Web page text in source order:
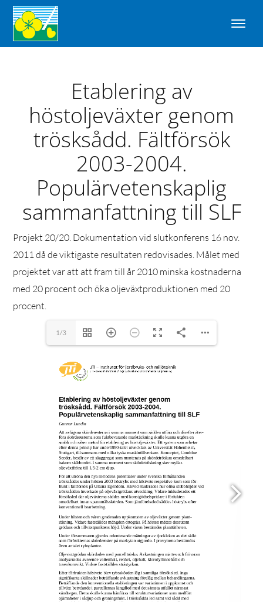
Etablering av
höstoljeväxter genom
trösksådd. Fältförsök
2003-2004.
Populärvetenskaplig
sammanfattning till SLF
Projekt 20/20. Dokumentation vid slutkonferens 16 nov.
2011 då de viktigaste resultaten redovisades. Målet med
projektet var att att fram till år 2010 minska kostnaderna
med 20 procent och öka oljeväxtproduktionen med 20
procent.
1/3